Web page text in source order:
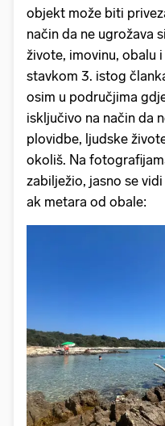
objekt može biti
način da ne ugrožava
živote, imovinu, obalu
stavkom 3. istog
osim u područjima
isključivo na način da
plovidbe, ljudske
okoliš. Na
zabilježio, jasno se
ak metara od obale: